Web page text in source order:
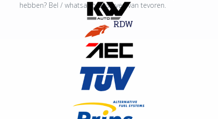
hebben? Bel / whatsapp ons even van tevoren.